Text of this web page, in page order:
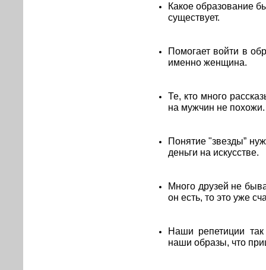
Какое образование
существует.
Помогает войти в
именно женщина.
Те, кто много
на мужчин не похожи.
Понятие "звезды”
деньги на искусстве.
Много друзей не
он есть, то это уже
Наши репетиции так
наши образы, что